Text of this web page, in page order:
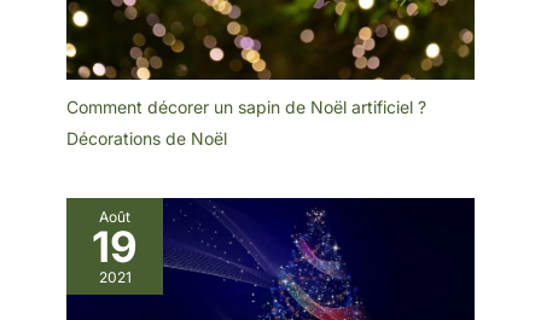
Comment décorer un sapin de Noël artificiel ?
Décorations de Noël
Août
19
2021